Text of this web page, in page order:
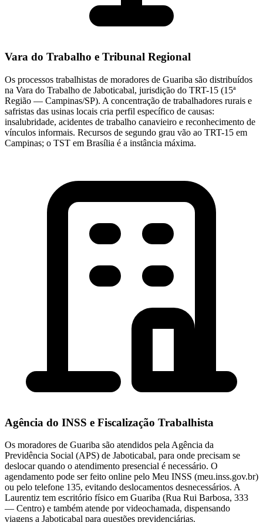
Vara do Trabalho e Tribunal Regional
Os processos trabalhistas de moradores de Guariba são distribuídos
na Vara do Trabalho de Jaboticabal, jurisdição do TRT-15 (15ª
Região — Campinas/SP). A concentração de trabalhadores rurais e
safristas das usinas locais cria perfil específico de causas:
insalubridade, acidentes de trabalho canavieiro e reconhecimento de
vínculos informais. Recursos de segundo grau vão ao TRT-15 em
Campinas; o TST em Brasília é a instância máxima.
Agência do INSS e Fiscalização Trabalhista
Os moradores de Guariba são atendidos pela Agência da
Previdência Social (APS) de Jaboticabal, para onde precisam se
deslocar quando o atendimento presencial é necessário. O
agendamento pode ser feito online pelo Meu INSS (meu.inss.gov.br)
ou pelo telefone 135, evitando deslocamentos desnecessários. A
Laurentiz tem escritório físico em Guariba (Rua Rui Barbosa, 333
— Centro) e também atende por videochamada, dispensando
viagens a Jaboticabal para questões previdenciárias.